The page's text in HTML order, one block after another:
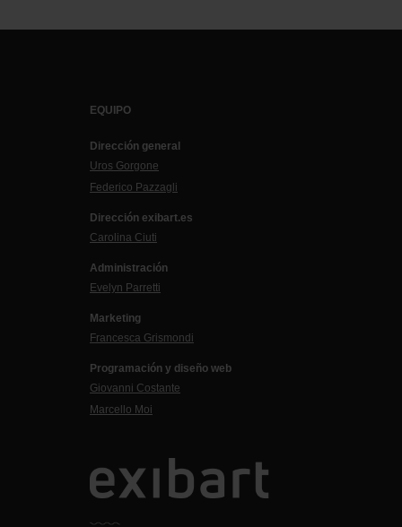
EQUIPO
Dirección general
Uros Gorgone
Federico Pazzagli
Dirección exibart.es
Carolina Ciuti
Administración
Evelyn Parretti
Marketing
Francesca Grismondi
Programación y diseño web
Giovanni Costante
Marcello Moi